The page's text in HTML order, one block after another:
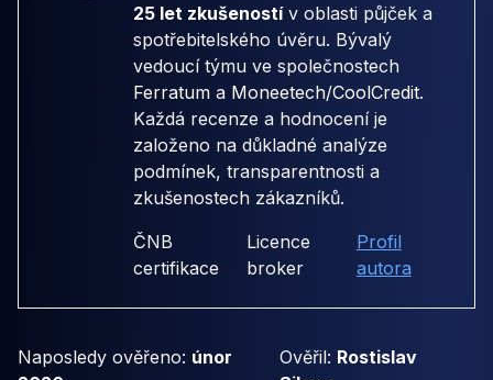
25 let zkušenostív oblasti půjček a
spotřebitelského úvěru. Bývalý
vedoucí týmu ve společnostech
Ferratum a Moneetech/CoolCredit.
Každá recenze a hodnocení je
založeno na důkladné analýze
podmínek, transparentnosti a
zkušenostech zákazníků.
ČNB
certifikace
Licence
broker
Profil
autora
Naposledy ověřeno: únor
Ověřil: Rostislav